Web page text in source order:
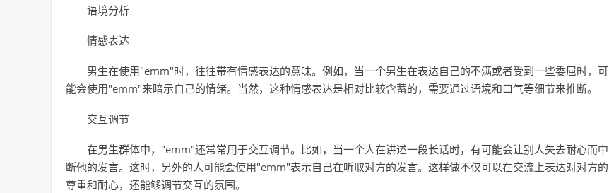
语境分析
情感表达
男生在使用"emm"时，往往带有情感表达的意味。例如，当一个男生在表达自己的不满或者受到一些委屈时，可
能会使用"emm"来暗示自己的情绪。当然，这种情感表达是相对比较含蓄的，需要通过语境和口气等细节来推断。
交互调节
在男生群体中，"emm"还常常用于交互调节。比如，当一个人在讲述一段长话时，有可能会让别人失去耐心而中
断他的发言。这时，另外的人可能会使用"emm"表示自己在听取对方的发言。这样做不仅可以在交流上表达对对方的
尊重和耐心，还能够调节交互的氛围。